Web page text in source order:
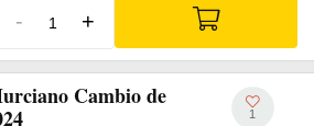
- +
Cambio de
1